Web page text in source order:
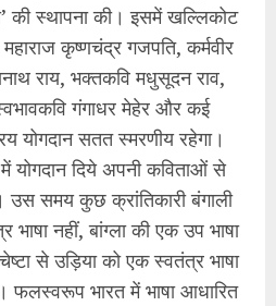
की स्थापना की। इसमें खल्लिकोट
महाराज कृष्णचंद्र गजपति, कर्मवीर
राय, भक्तकवि मधुसूदन राव,
गंगाधर मेहेर और कई
योगदान सतत स्मरणीय रहेगा।
योगदान दिये अपनी कविताओं से
उस समय कुछ क्रांतिकारी बंगाली
नहीं, बांग्ला की एक उप भाषा
से उड़िया को एक स्वतंत्र भाषा
फलस्वरूप भारत में भाषा आधारित